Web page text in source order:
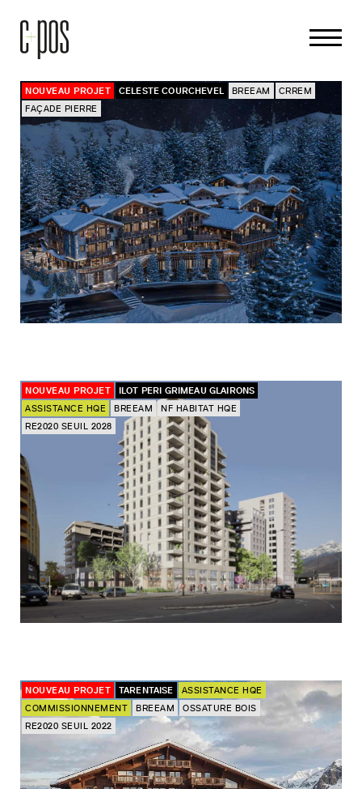
NOUVEAU PROJET CELESTE COURCHEVEL BREEAM
CRREM
FAÇADE PIERRE
NOUVEAU PROJET
ILOT PERI GRIMEAU GLAIRONS
ASSISTANCE HQE
BREEAM
NF HABITAT HQE
RE2020 SEUIL 2028
NOUVEAU PROJET TARENTAISE
ASSISTANCE HQE
COMMISSIONNEMENT
BREEAM
OSSATURE BOIS
RE2020 SEUIL 2022